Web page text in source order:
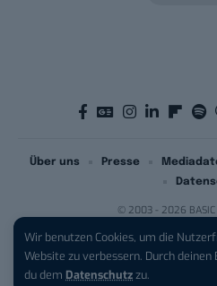
Wir benutzen Cookies, um die
Website zu verbessern. Durch
du dem Datenschutzzu.
© 2003 - 2026
Über uns Presse
iPhone 17 Pro sichern:
200 € Hardware-